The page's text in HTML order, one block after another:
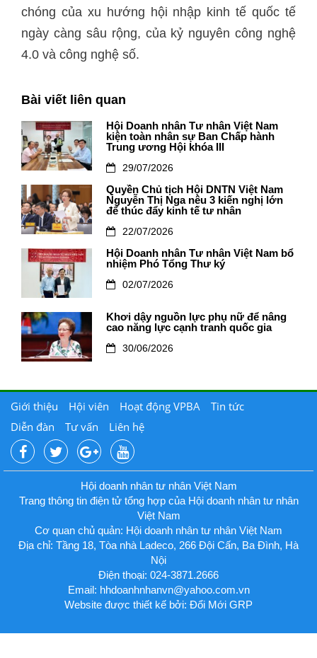
chóng của xu hướng hội nhập kinh tế quốc tế
ngày càng sâu rộng, của kỷ nguyên công nghệ
4.0 và công nghệ số.
Bài viết liên quan
Hội Doanh nhân Tư nhân Việt Nam
kiện toàn nhân sự Ban Chấp hành
Trung ương Hội khóa III
29/07/2026
Quyền Chủ tịch Hội DNTN Việt Nam
Nguyễn Thị Nga nêu 3 kiến nghị lớn
để thúc đẩy kinh tế tư nhân
22/07/2026
Hội Doanh nhân Tư nhân Việt Nam bổ
nhiệm Phó Tổng Thư ký
02/07/2026
Khơi dậy nguồn lực phụ nữ để nâng
cao năng lực cạnh tranh quốc gia
30/06/2026
Giới thiệu Hội viên Hoạt động VPBA
Tin tức
Diễn đàn
Tư vấn Liên hệ
Hội doanh nhân tư nhân Việt Nam
Trang thông tin điện tử tổng hợp của Hội doanh nhân tư nhân
Việt Nam
Cơ quan chủ quản: Hội doanh nhân tư nhân Việt Nam
Địa chỉ: Tầng 18, Tòa nhà Ladeco, 266 Đội Cấn, Ba Đình, Hà
Nội
Điện thoại: 024-3871.2666
Email: hhdoanhnhanvn@yahoo.com.vn
Website được thiết kế bởi: Đổi Mới GRP